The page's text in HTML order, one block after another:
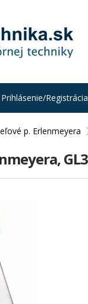
p. Erlenmeyera
Prihlásenie/Registrácia